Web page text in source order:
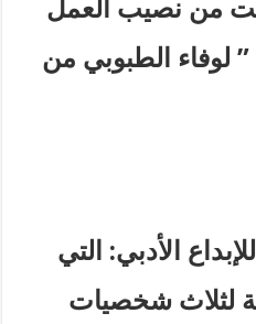
من نصيب العمل
لوفاء الطبوبي من
الأدبي: التي
لثلاث شخصيات